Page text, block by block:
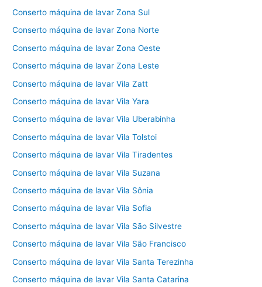
Conserto máquina de lavar Zona Sul
Conserto máquina de lavar Zona Norte
Conserto máquina de lavar Zona Oeste
Conserto máquina de lavar Zona Leste
Conserto máquina de lavar Vila Zatt
Conserto máquina de lavar Vila Yara
Conserto máquina de lavar Vila Uberabinha
Conserto máquina de lavar Vila Tolstoi
Conserto máquina de lavar Vila Tiradentes
Conserto máquina de lavar Vila Suzana
Conserto máquina de lavar Vila Sônia
Conserto máquina de lavar Vila Sofia
Conserto máquina de lavar Vila São Silvestre
Conserto máquina de lavar Vila São Francisco
Conserto máquina de lavar Vila Santa Terezinha
Conserto máquina de lavar Vila Santa Catarina